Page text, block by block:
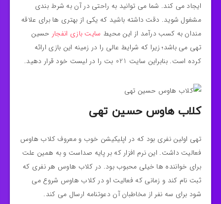
ایجاد می کند. شما می توانید به راحتی در آن به شرط بندی
مشغول شوید. دقت داشته باشید که یکی از بهتری ها برای علاقه
مندان به کسب درآمد از این محیط سایت بازی انفجار حسین
تهی می باشد؛ زیرا که شرایط عالی را در زمینه این بازی ارائه
کرده است. بنابراین سایت 021 بت را در لیست خود قرار دهید.
کلاب هاوس حسین تهی
تهی اولین نفری بود که در اپلیکیشن خوب و معروف کلاب هاوس
فعالیت داشت. این نرم افزار که بر پایه صداست و به همین علت
برای خواننده ها خیلی محبوب بود. در کلاب هاوس هر نفری که
ثبت نام کند و زمانی که فعالیت او در کلاب هاوس شروع می
شود برای سه نفر از مخاطبان آن دعوتنامه ارسال می کند.